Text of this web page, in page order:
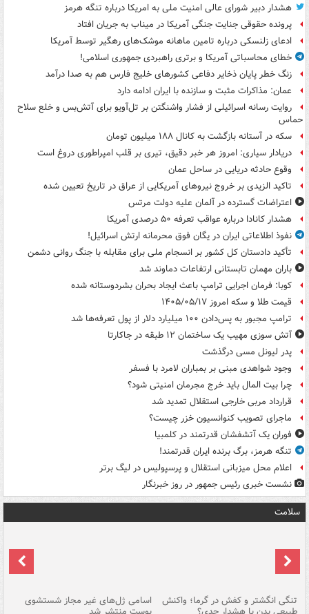
هشدار دبیر شورای عالی امنیت ملی به امریکا درباره تنگه هرمز
پرونده حقوقی جنایت جنگی آمریکا در میناب به جریان افتاد
ادعای زلنسکی درباره تامین ماهانه موشک‌های رهگیر توسط آمریکا
خطای محاسباتی آمریکا و برتری راهبردی جمهوری اسلامی!
زنگ خطر پایان ذخایر دفاعی کشورهای خلیج فارس هم به صدا درآمد
عمان: مذاکرات مثبت و سازنده با ایران ادامه دارد
روایت رسانه اسرائیلی از فشار واشنگتن بر تل‌آویو برای آتش‌بس و خلع سلاح
حماس
سکه در آستانه بازگشت به کانال ۱۸۸ میلیون تومان
دریادار سیاری: امروز هر خبر دقیق، تیری بر قلب امپراطوری دروغ است
وقوع حادثه دریایی در ساحل عمان
تاکید الزیدی بر خروج نیروهای آمریکایی از عراق در تاریخ تعیین شده
اعتراضات گسترده در آلمان علیه دولت مرتس
هشدار کانادا درباره عواقب تعرفه ۵۰ درصدی آمریکا
نفوذ اطلاعاتی ایران در یگان فوق محرمانه ارتش اسرائیل!
تأکید دادستان کل کشور بر انسجام ملی برای مقابله با جنگ روانی دشمن
باران مهمان تابستانی ارتفاعات دماوند شد
کوبا: فرمان اجرایی ترامپ باعث ایجاد بحران بشردوستانه شده
قیمت طلا و سکه امروز ۱۴۰۵/۰۵/۱۷
ترامپ مجبور به پس‌دادن ۱۰۰ میلیارد دلار از پول تعرفه‌ها شد
آتش سوزی مهیب یک ساختمان ۱۲ طبقه در جاکارتا
پدر لیونل مسی درگذشت
وجود شواهدی مبنی بر بمباران لامرد با فسفر
چرا بیت المال باید خرج مجرمان امنیتی شود؟
قرارداد مربی خارجی استقلال تمدید شد
ماجرای تصویب کنوانسیون خزر چیست؟
فوران یک آتشفشان قدرتمند در کلمبیا
تنگه هرمز، برگ برنده ایران قدرتمند!
اعلام محل میزبانی استقلال و پرسپولیس در لیگ برتر
نشست خبری رئیس جمهور در روز خبرنگار
سلامت
تنگی انگشتر و کفش در گرما؛ واکنش اسامی ژل‌های غیر مجاز شستشوی